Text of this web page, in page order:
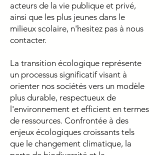
acteurs de la vie publique et privé,
ainsi que les plus jeunes dans le
milieux scolaire, n'hesitez pas à nous
contacter.
La transition écologique représente
un processus significatif visant à
orienter nos sociétés vers un modèle
plus durable, respectueux de
l'environnement et efficient en termes
de ressources. Confrontée à des
enjeux écologiques croissants tels
que le changement climatique, la